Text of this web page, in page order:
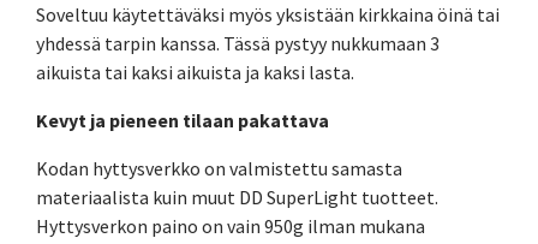
Soveltuu käytettäväksi myös yksistään kirkkaina öinä tai
yhdessä tarpin kanssa. Tässä pystyy nukkumaan 3
aikuista tai kaksi aikuista ja kaksi lasta.
Kevyt ja pieneen tilaan pakattava
Kodan hyttysverkko on valmistettu samasta
materiaalista kuin muut DD SuperLight tuotteet.
Hyttysverkon paino on vain 950g ilman mukana